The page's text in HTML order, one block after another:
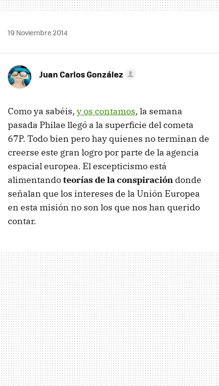
19 Noviembre 2014
Juan Carlos González
Como ya sabéis, y os contamos, la semana
pasada Philae llegó a la superficie del cometa
67P. Todo bien pero hay quienes no terminan de
creerse este gran logro por parte de la agencia
espacial europea. El escepticismo está
alimentandoteorías de la conspiración donde
señalan que los intereses de la Unión Europea
en esta misión no son los que nos han querido
contar.